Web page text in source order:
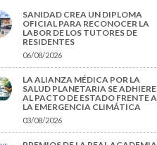
SANIDAD CREA UN DIPLOMA
OFICIAL PARA RECONOCER LA
LABOR DE LOS TUTORES DE
RESIDENTES
06/08/2026
LA ALIANZA MÉDICA POR LA
SALUD PLANETARIA SE ADHIERE
AL PACTO DE ESTADO FRENTE A
LA EMERGENCIA CLIMÁTICA
03/08/2026